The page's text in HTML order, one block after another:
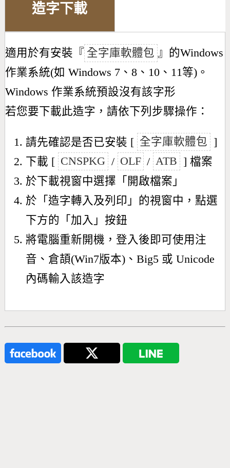
造字下載
適用於有安裝『 全字庫軟體包 』的Windows
作業系統(如 Windows 7、8、10、11等)。
Windows 作業系統預設沒有該字形
若您要下載此造字，請依下列步驟操作：
請先確認是否已安裝 [ 全字庫軟體包 ]
下載 [ CNSPKG / OLF / ATB ] 檔案
於下載視窗中選擇「開啟檔案」
於「造字轉入及列印」的視窗中，點選
下方的「加入」按鈕
將電腦重新開機，登入後即可使用注
音、倉頡(Win7版本)、Big5 或 Unicode
內碼輸入該造字